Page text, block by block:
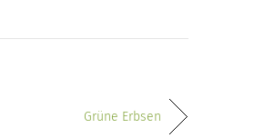
Grüne Erbsen